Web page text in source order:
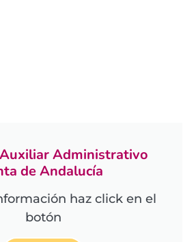
Administrativo
de Andalucía
haz click en el
botón